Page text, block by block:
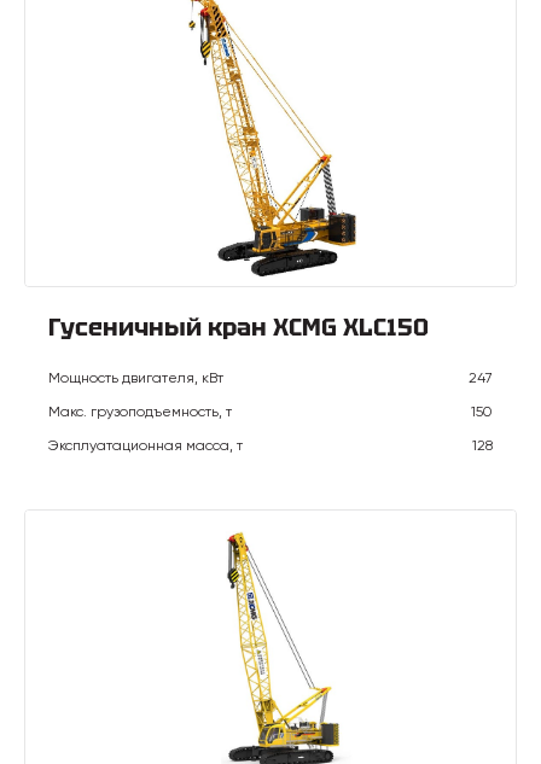
Гусеничный кран XCMG XLC150
Мощность двигателя, кВт
247
Макс. грузоподъемность, т
150
Эксплуатационная масса, т
128